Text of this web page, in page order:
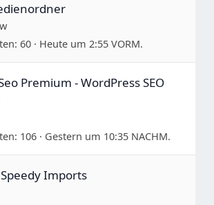
60 Heute um 2:55 VORM.
Premium - WordPress SEO
106 Gestern um 10:35 NACHM.
Imports